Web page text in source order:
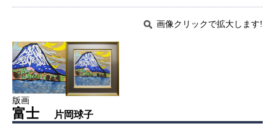
画像クリックで拡大します!
版画
富士 片岡球子